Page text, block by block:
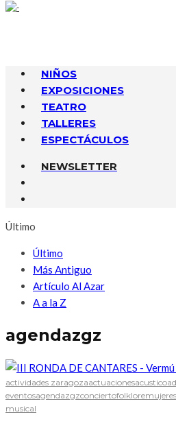
NIÑOS
EXPOSICIONES
TEATRO
TALLERES
ESPECTÁCULOS
NEWSLETTER
Último
Último
Más Antiguo
Artículo Al Azar
A a la Z
agendazgz
actividades zaragozaactuacionesacustico
eventosagendazgzconciertofolkloremujeres
musical